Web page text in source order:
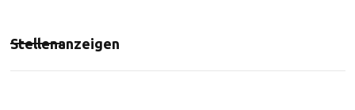
Stellenanzeigen